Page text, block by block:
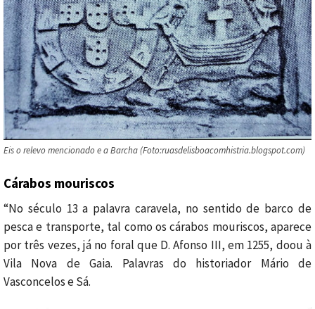
Eis o relevo mencionado e a Barcha (Foto:ruasdelisboacomhistria.blogspot.com)
Cárabos mouriscos
“No século 13 a palavra caravela, no sentido de barco de
pesca e transporte, tal como os cárabos mouriscos, aparece
por três vezes, já no foral que D. Afonso III, em 1255, doou à
Vila Nova de Gaia. Palavras do historiador Mário de
Vasconcelos e Sá.